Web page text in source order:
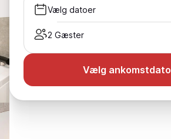
Vælg datoer
2 Gæster
Vælg ankomstdato